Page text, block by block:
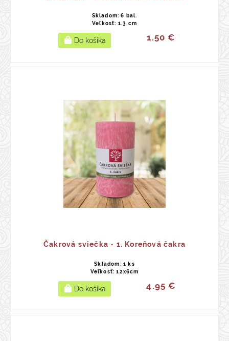
Skladom: 6 bal.
Veľkosť: 1.3 cm
1.50 €
Čakrová sviečka - 1. Koreňová čakra
Skladom: 1 ks
Veľkosť: 12x6cm
4.95 €